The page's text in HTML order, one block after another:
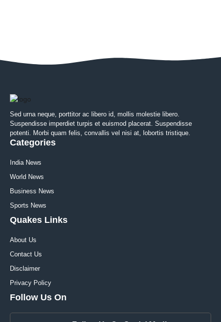
Sed urna neque, porttitor ac libero id, mollis molestie libero.
Suspendisse imperdiet turpis et euismod placerat. Suspendisse
potenti. Morbi quam felis, convallis vel nisi at, lobortis tristique.
Categories
India News
World News
Business News
Sports News
Quakes Links
About Us
Contact Us
Disclaimer
Privacy Policy
Follow Us On